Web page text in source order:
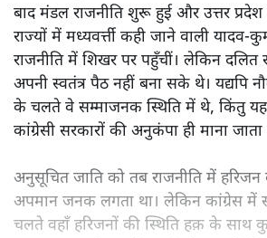
बाद मंडल राजनीति शुरू हुई और उत्तर
राज्यों में मध्यवर्त्ती कही जाने वाली यादव-
राजनीति में शिखर पर पहुँचीं। लेकिन दलित
अपनी स्वतंत्र पैठ नहीं बना सके थे। यद्यपि
के चलते वे सम्माजनक स्थिति में थे, किंतु
कांग्रेसी सरकारों की अनुकंपा ही माना जाता
अनुसूचित जाति को तब राजनीति में
अपमान जनक लगता था। लेकिन कांग्रेस में
चलते वहाँ हरिजनों की स्थिति हक़ के साथ